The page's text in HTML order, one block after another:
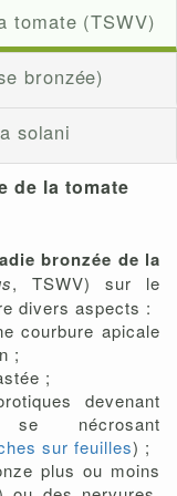
tomate (TSWV)
bronzée)
solani
de la tomate
bronzée de la
, TSWV) sur le
divers aspects :
courbure apicale
;
;
devenant
se nécrosant
sur feuilles) ;
plus ou moins